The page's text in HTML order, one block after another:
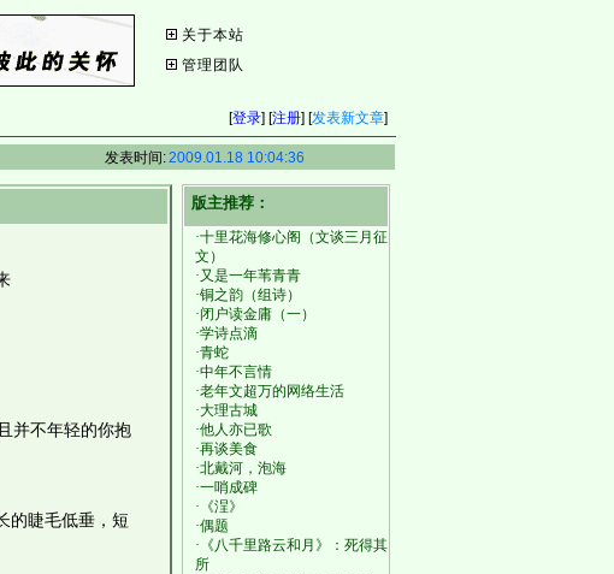
关于本站
管理团队
[登录] [注册] [发表新文章]
发表时间:2009.01.18 10:04:36
并不年轻的你抱
的睫毛低垂，短
版主推荐：
·十里花海修心阁（文谈三月征
文）
·又是一年苇青青
·铜之韵（组诗）
·闭户读金庸（一）
·学诗点滴
·青蛇
·中年不言情
·老年文超万的网络生活
·大理古城
·他人亦已歌
·再谈美食
·北戴河，泡海
·一哨成碑
·《浧》
·偶题
·《八千里路云和月》：死得其
所